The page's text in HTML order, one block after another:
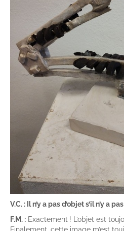
V.C. : Il n’y a pas d’objet s’il n’y a
F.M. : Exactement ! L’objet est